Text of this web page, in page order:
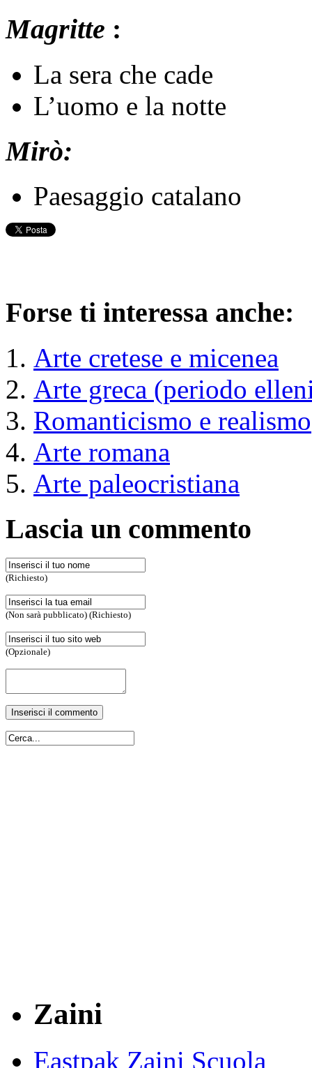
Magritte :
La sera che cade
L’uomo e la notte
Mirò:
Paesaggio catalano
Forse ti interessa anche:
Arte cretese e micenea
Arte greca (periodo
Romanticismo e realismo
Arte romana
Arte paleocristiana
Lascia un commento
(Richiesto)
(Non sarà pubblicato) (Richiesto)
(Opzionale)
Zaini
Eastpak Zaini Scuola